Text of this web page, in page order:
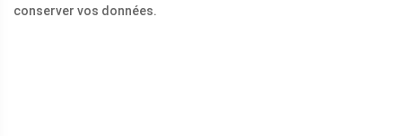
conserver vos données.